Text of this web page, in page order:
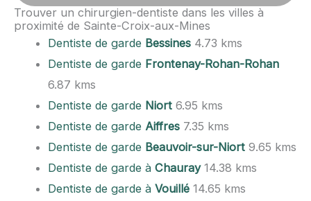
Trouver un chirurgien-dentiste dans les villes à
proximité de Sainte-Croix-aux-Mines
Dentiste de garde Bessines 4.73 kms
Dentiste de garde Frontenay-Rohan-Rohan
6.87 kms
Dentiste de garde Niort 6.95 kms
Dentiste de gardeAiffres 7.35 kms
Dentiste de garde Beauvoir-sur-Niort 9.65 kms
Dentiste de garde àChauray14.38 kms
Dentiste de garde àVouillé 14.65 kms